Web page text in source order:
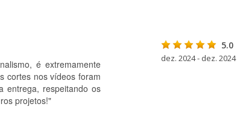
é extremamente
cortes nos vídeos foram
entrega, respeitando os
projetos!"
5.0
dez. 2024 - dez. 2024